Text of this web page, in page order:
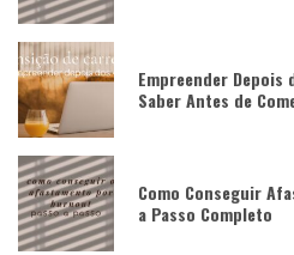
Empreender Depois
Saber Antes de
Como Conseguir
a Passo Completo